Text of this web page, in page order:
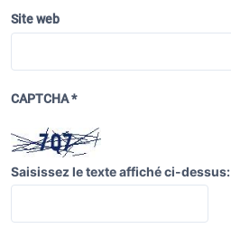
Site web
CAPTCHA*
Saisissez le texte affiché ci-dessus: